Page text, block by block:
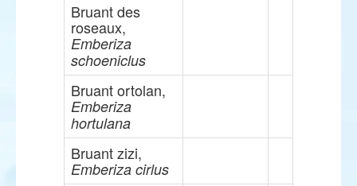
Bruant des
roseaux,
Emberiza
schoeniclus
Bruant ortolan,
Emberiza
hortulana
Bruant zizi,
Emberiza cirlus